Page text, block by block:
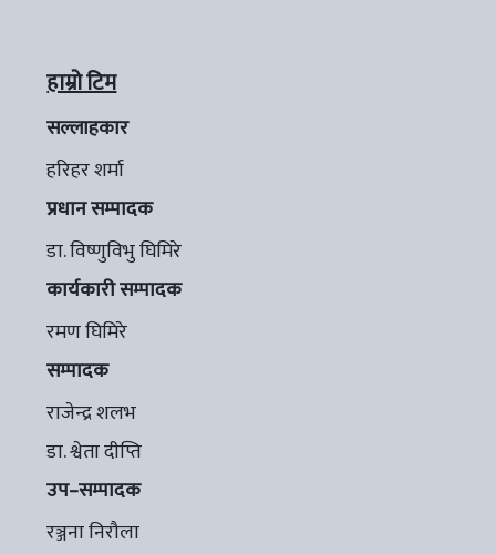
हाम्रो टिम
सल्लाहकार
हरिहर शर्मा
प्रधान सम्पादक
डा. विष्णुविभु घिमिरे
कार्यकारी सम्पादक
रमण घिमिरे
सम्पादक
राजेन्द्र शलभ
डा. श्वेता दीप्ति
उप–सम्पादक
रञ्जना निरौला